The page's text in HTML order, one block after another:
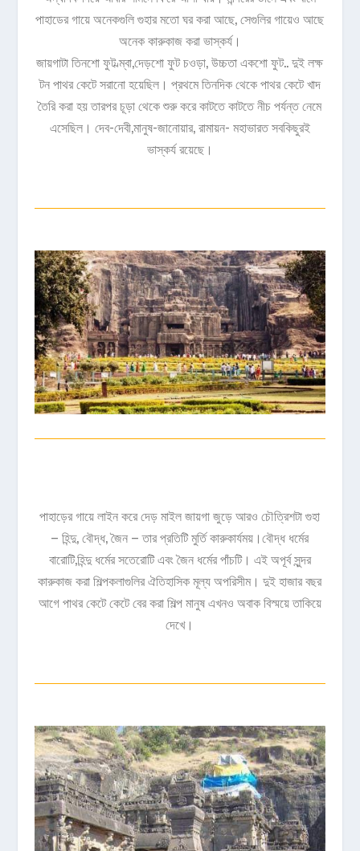
পাহাডের গায়ে অনেকগুলি গুহার মতো ঘর করা আছে, সেগুলির গায়েও আছে
অনেক কারুকাজ করা ভাস্কর্য।
জায়গাটা তিনশো ফুট ল্ম্বা,দেড়শো ফুট চওড়া, উচ্চতা একশো ফুট.. দুই লক্ষ
টন পাথর কেটে সরানো হয়েছিল। প্রথমে তিনদিক থেকে পাথর কেটে খাদ
তৈরি করা হয় তারপর চূড়া থেকে শুরু করে কাটতে কাটতে নীচ পর্যন্ত নেমে
এসেছিল। দেব-দেবী,মানুষ-জানোয়ার, রামায়ন- মহাভারত সবকিছুরই
ভাস্কর্য রয়েছে।
পাহাড়ের গায়ে লাইন করে দেড় মাইল জায়গা জুড়ে আরও চৌত্রিশটা গুহা
– হিন্দু, বৌদ্ধ, জৈন – তার প্রতিটি মুর্তি কারুকার্যময়।বৌদ্ধ ধর্মের
বারোটি,হিন্দু ধর্মের সতেরোটি এবং জৈন ধর্মের পাঁচটি। এই অপূর্ব সুন্দর
কারুকাজ করা শিল্পকলাগুলির ঐতিহাসিক মূল্য অপরিসীম। দুই হাজার বছর
আগে পাথর কেটে কেটে বের করা শিল্প মানুষ এখনও অবাক বিস্ময়ে তাকিয়ে
দেখে।